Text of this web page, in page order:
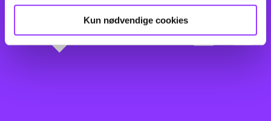
Kun nødvendige cookies